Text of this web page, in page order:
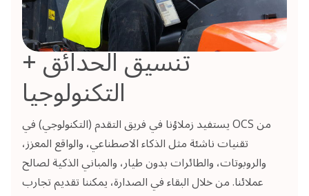
تنسيق الحدائق +
التكنولوجيا
يستفيد زملاؤنا في فريق التقدم (التكنولوجي) في OCS من
تقنيات ناشئة مثل الذكاء الاصطناعي، والواقع المعزز،
والروبوتات، والطائرات بدون طيار، والمباني الذكية لصالح
عملائنا. من خلال البقاء في الصدارة، يمكننا تقديم تجارب